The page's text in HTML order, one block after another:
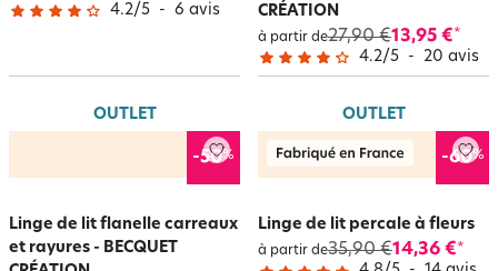
4.2/5 - 6 avis
CRÉATION
à partir de27,90 €13,95 €*
4.2/5 - 20 avis
OUTLET
-50%
Linge de lit flanelle carreaux
et rayures - BECQUET
OUTLET
-60%
Linge de lit percale à fleurs
à partir de35,90 €14,36 €*